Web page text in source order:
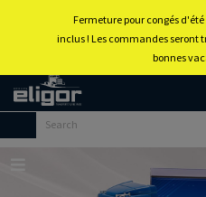
Fermeture pour congés
inclus ! Les commandes seront
bonnes